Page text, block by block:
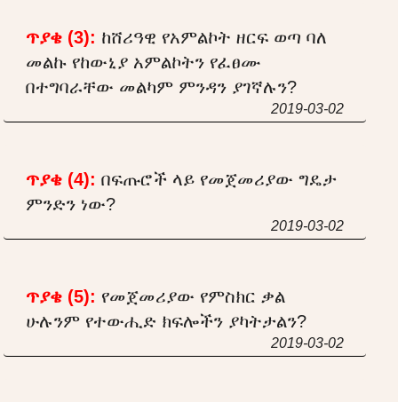
ጥያቄ (3): ከሸሪዓዊ የአምልኮት ዘርፍ ወጣ ባለ
መልኩ የከውኒያ አምልኮትን የፈፀሙ
በተግባራቸው መልካም ምንዳን ያገኛሉን?
2019-03-02
ጥያቄ (4): በፍጡሮች ላይ የመጀመሪያው ግዴታ
ምንድን ነው?
2019-03-02
ጥያቄ (5): የመጀመሪያው የምስክር ቃል
ሁሉንም የተውሒድ ክፍሎችን ያካትታልን?
2019-03-02